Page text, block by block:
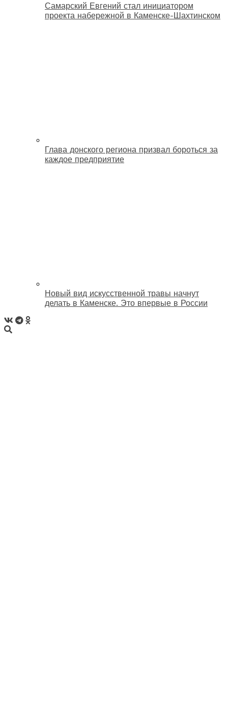
Самарский Евгений стал инициатором
проекта набережной в Каменске-Шахтинском
Глава донского региона призвал бороться за
каждое предприятие
Новый вид искусственной травы начнут
делать в Каменске. Это впервые в России